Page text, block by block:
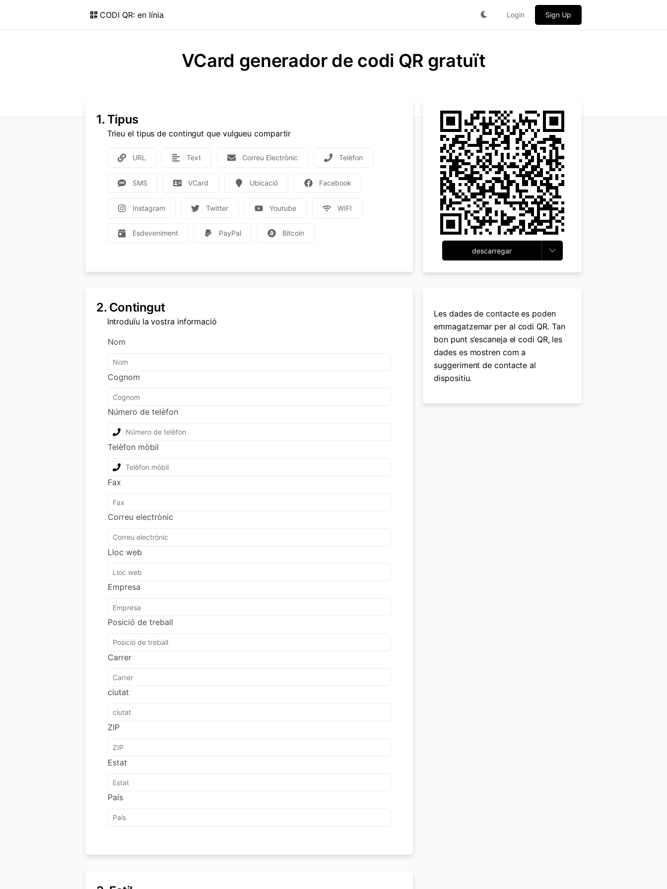
CODI QR: en línia Login Sign Up
VCard generador de codi QR gratuït
1. Tipus
Trieu el tipus de contingut que vulgueu compartir
URL Text Correu Electrònic Telèfon
SMS VCard Ubicació Facebook
Instagram Twitter Youtube WIFI
Esdeveniment PayPal Bitcoin
2. Contingut
Introduïu la vostra informació
Nom
Cognom
Número de telèfon
Telèfon mòbil
Fax
Correu electrònic
Lloc web
Empresa
Posició de treball
Carrer
ciutat
ZIP
Estat
País
descarregar
Les dades de contacte es poden
emmagatzemar per al codi QR. Tan
bon punt s’escaneja el codi QR, les
dades es mostren com a
suggeriment de contacte al
dispositiu.